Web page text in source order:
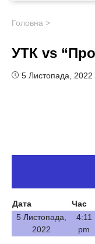
Головна >
УТК vs
5 Листопада, 2022
Дата Час
5 Листопада,
2022
4:11
pm